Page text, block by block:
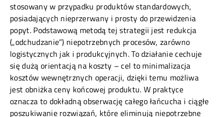
stosowany w przypadku produktów standardowych,
posiadających nieprzerwany i prosty do przewidzenia
popyt. Podstawową metodą tej strategii jest redukcja
(„odchudzanie”) niepotrzebnych procesów, zarówno
logistycznych jak i produkcyjnych. To działanie cechuje
się dużą orientacją na koszty – cel to minimalizacja
kosztów wewnętrznych operacji, dzięki temu możliwa
jest obniżka ceny końcowej produktu. W praktyce
oznacza to dokładną obserwację całego łańcucha i ciągłe
poszukiwanie rozwiązań, które eliminują niepotrzebne